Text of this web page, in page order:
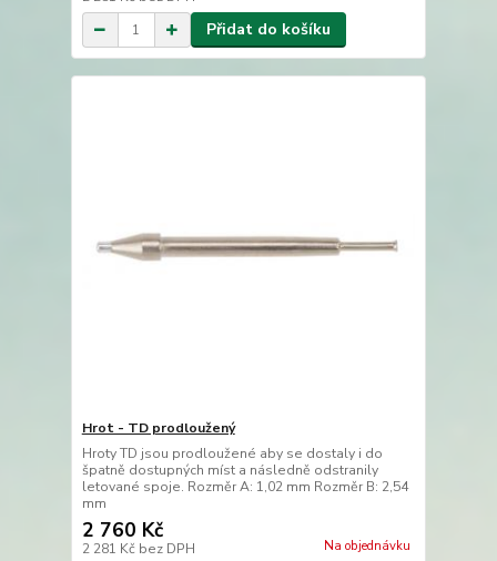
Přidat do košíku
Hrot - TD prodloužený
Hroty TD jsou prodloužené aby se dostaly i do
špatně dostupných míst a následně odstranily
letované spoje. Rozměr A: 1,02 mm Rozměr B: 2,54
mm
2 760 Kč
2 281 Kč bez DPH Na objednávku